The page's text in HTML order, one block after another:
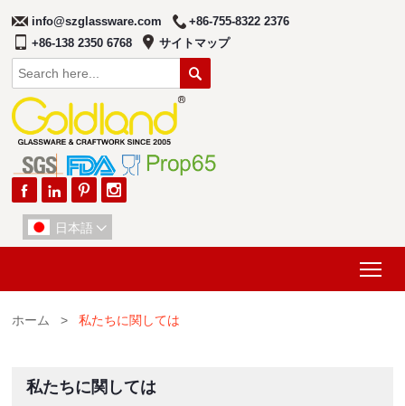
info@szglassware.com
+86-755-8322 2376
+86-138 2350 6768
サイトマップ

   
日本語 
ホーム > 私たちに関しては
私たちに関しては